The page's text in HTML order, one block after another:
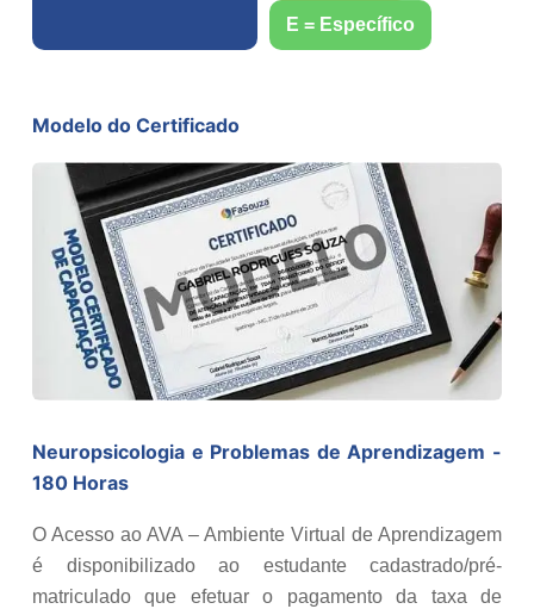
E = Específico
Modelo do Certificado
Neuropsicologia e Problemas de Aprendizagem -
180 Horas
O Acesso ao AVA – Ambiente Virtual de Aprendizagem
é disponibilizado ao estudante cadastrado/pré-
matriculado que efetuar o pagamento da taxa de